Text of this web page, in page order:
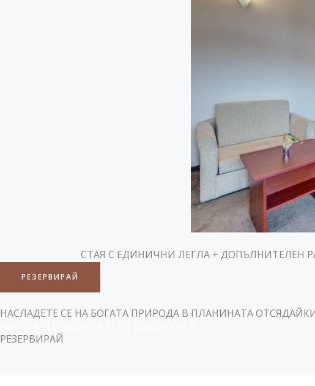
СТАЯ С ЕДИНИЧНИ ЛЕГЛА + ДОПЪЛНИТЕЛЕН
РЕЗЕРВИРАЙ
НАСЛАДЕТЕ СЕ НА БОГАТА ПРИРОДА В ПЛАНИНАТА
РЕЗЕРВИРАЙ